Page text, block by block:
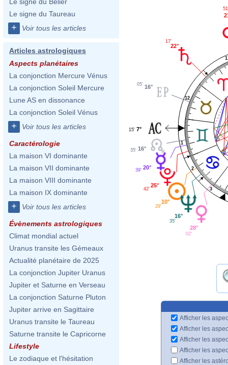
Le signe du Taureau
+ Voir tous les articles
Articles astrologiques
Aspects planétaires
La conjonction Mercure Vénus
La conjonction Soleil Mercure
Lune AS en dissonance
La conjonction Soleil Vénus
+ Voir tous les articles
Caractérologie
La maison VI dominante
La maison VII dominante
La maison VIII dominante
La maison IX dominante
+ Voir tous les articles
Évènements astrologiques
Climat mondial actuel
Uranus transite les Gémeaux
Actualité planétaire de 2025
La conjonction Jupiter Uranus
Jupiter et Saturne en Verseau
La conjonction Saturne Pluton
Jupiter arrive en Sagittaire
Uranus transite le Taureau
Saturne transite le Capricorne
Lifestyle
Le zodiaque et l'hésitation
1
2
3
12
22°
17'
16°
05'
7°
15'
16°
35'
20°
39'
25°
42'
10°
29'
16°
35'
28°
02'
Afficher les
Afficher les
Afficher les
Afficher les
Afficher les